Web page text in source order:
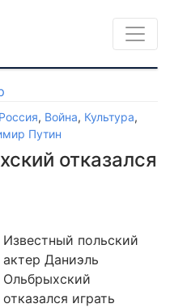
Россия, Война, Культура,
Путин
отказался
Известный польский
актер Даниэль
Ольбрыхский
отказался играть